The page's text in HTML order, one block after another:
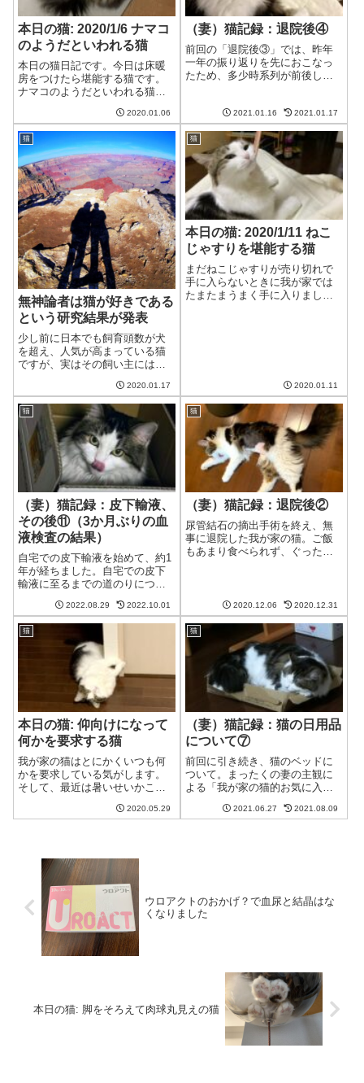
本日の猫: 2020/1/6 ナマコ
のようだといわれる猫
本日の猫日記です。今日は床暖
房をつけたら堪能する猫です。
ナマコのようだといわれる猫妻
う猫あら、今日は床が暖かいわ
ね。よっこらしょ。夫これは…
ナマコのようだ。。。猫相変わ
らず失礼な人間どもね。うちの
猫は基本緊張感が...
2020.01.06
（妻）猫記録：退院後④
前回の「退院後③」では、昨年
一年の振り返りを先におこなっ
たため、多少時系列が前後して
ます。経過観察尿管結石の摘出
手術後、無事に抜糸も終えて、
ようやく食欲も体力も戻ってき
た我が家の猫。今...
2021.01.16 2021.01.17
猫
無神論者は猫が好きである
という研究結果が発表
少し前に日本でも飼育頭数が犬
を超え、人気が高まっている猫
ですが、実はその飼い主には特
が、飼い主は無神論者が多いと
いうものです。いったいなぜな
のでしょうか。オクラホマ大学
の研究結果この研究結果はアメ
リカのオクラホ...
2020.01.17
猫
本日の猫: 2020/1/11 ねこ
じゃすりを堪能する猫
まだねこじゃすりが売り切れで
手に入らないときに我が家では
たまたまうまく手に入りまし
2020.01.11
猫
（妻）猫記録：皮下輸液、
その後⑪（3か月ぶりの血
液検査の結果）
自宅での皮下輸液を始めて、約1
年が経ちました。自宅での皮下
輸液に至るまでの道のりについ
①～⑩をご覧ください。自宅で
の皮下輸液に必要なものや費
用、やり方、失敗例などを載せ
ています。詳しくはこちら。
⇒自宅での皮下輸...
2022.08.29 2022.10.01
猫
（妻）猫記録：退院後②
尿管結石の摘出手術を終え、無
事に退院した我が家の猫。ご飯
もあまり食べられず、ぐったり
に出てきては少しだけご飯を食
べ、また眠りにつく・・という
日々。これまでは...
2020.12.06 2020.12.31
猫
本日の猫: 仰向けになって
何かを要求する猫
我が家の猫はとにかくいつも何
かを要求している気がします。
そして、最近は暑いせいかこん
す。何を要求しているのかわか
すよ。あれを下さい...
2020.05.29
猫
（妻）猫記録：猫の日用品
について⑦
前回に引き続き、猫のベッドに
ついて。まったくの妻の主観に
よる「我が家の猫的お気に入り
す。前回は★（いまいち）を取
2021.06.27 2021.08.09
ウロアクトのおかげ？で血尿と結晶はな
くなりました
本日の猫: 脚をそろえて肉球丸見えの猫